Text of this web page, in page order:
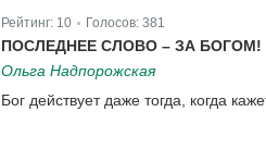
Рейтинг: 10 Голосов: 381
ПОСЛЕДНЕЕ СЛОВО – ЗА БОГОМ!
Ольга Надпорожская
Бог действует даже тогда, когда